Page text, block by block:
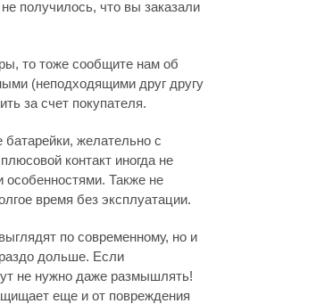
получилось, что вы заказали
то тоже сообщите нам об
(неподходящими друг другу
за счет покупателя.
желательно с
контакт иногда не
особенностями. Также не
время без эксплуатации.
по современному, но и
дольше. Если
не нужно даже размышлять!
еще и от повреждения